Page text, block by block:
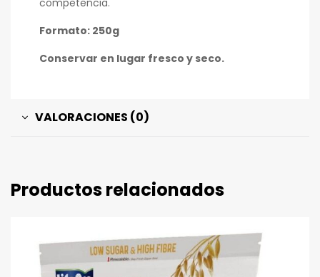
Formato: 250g
Conservar en lugar fresco y seco.
VALORACIONES (0)
Productos relacionados